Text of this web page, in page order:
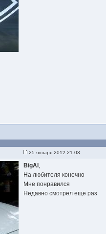
25 января 2012 21:03
BigAl ,
На любителя конечно
Мне понравился
Недавно смотрел еще раз